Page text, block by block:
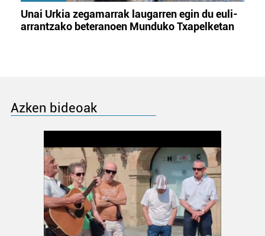
Unai Urkia zegamarrak laugarren egin du euli-
arrantzako beteranoen Munduko Txapelketan
Azken bideoak